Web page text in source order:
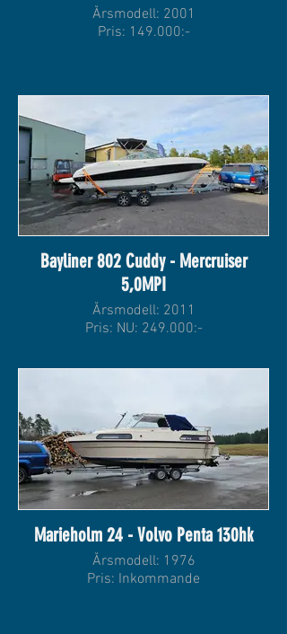
Årsmodell: 2001
Pris: 149.000:-
Bayliner 802 Cuddy - Mercruiser
5,0MPI
Årsmodell: 2011
Pris: NU: 249.000:-
Marieholm 24 - Volvo Penta 130hk
Årsmodell: 1976
Pris: Inkommande